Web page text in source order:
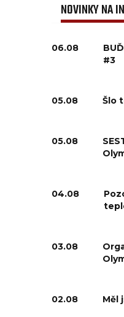
NOVINKY NA
06.08
#3
05.08 Šlo
05.08
04.08
03.08
02.08 Měl